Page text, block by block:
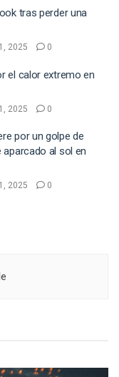
tras perder una
2025 0
el calor extremo en
2025 0
por un golpe de
al sol en
2025 0